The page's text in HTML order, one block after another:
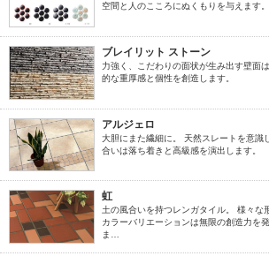
空間と人のこころにぬくもりを与えます。
ブレイリット ストーン
力強く、こだわりの面状が生み出す壁面
的な重厚感と個性を創造します。
アルジェロ
大胆にまた繊細に。 天然スレートを意識
合いは落ち着きと高級感を演出します。
虹
土の風合いを持つレンガタイル。 様々な
カラーバリエーションは無限の創造力を
ま…